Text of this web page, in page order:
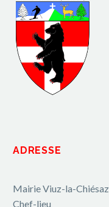
ADRESSE
Mairie Viuz-la-Chiésaz
Chef-lieu